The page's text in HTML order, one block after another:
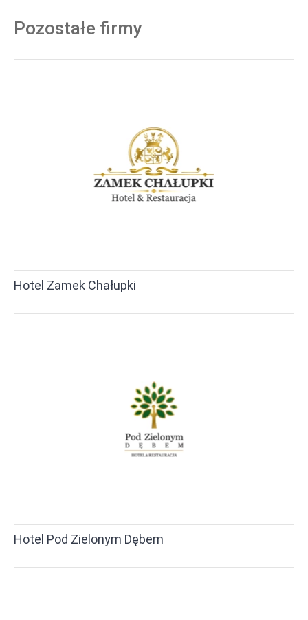
Pozostałe firmy
Hotel Zamek Chałupki
Hotel Pod Zielonym Dębem